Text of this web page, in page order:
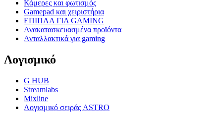
Κάμερες και φωτισμός
Gamepad και χειριστήρια
ΕΠΙΠΛΑ ΓΙΑ GAMING
Ανακατασκευασμένα προϊόντα
Ανταλλακτικά για gaming
Λογισμικό
G HUB
Streamlabs
Mixline
Λογισμικό σειράς ASTRO